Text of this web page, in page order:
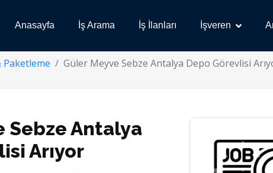
Anasayfa İş Arama İş İlanları İşveren
Paketleme Güler Meyve Sebze Antalya Depo Görevlisi
Sebze Antalya
Arıyor